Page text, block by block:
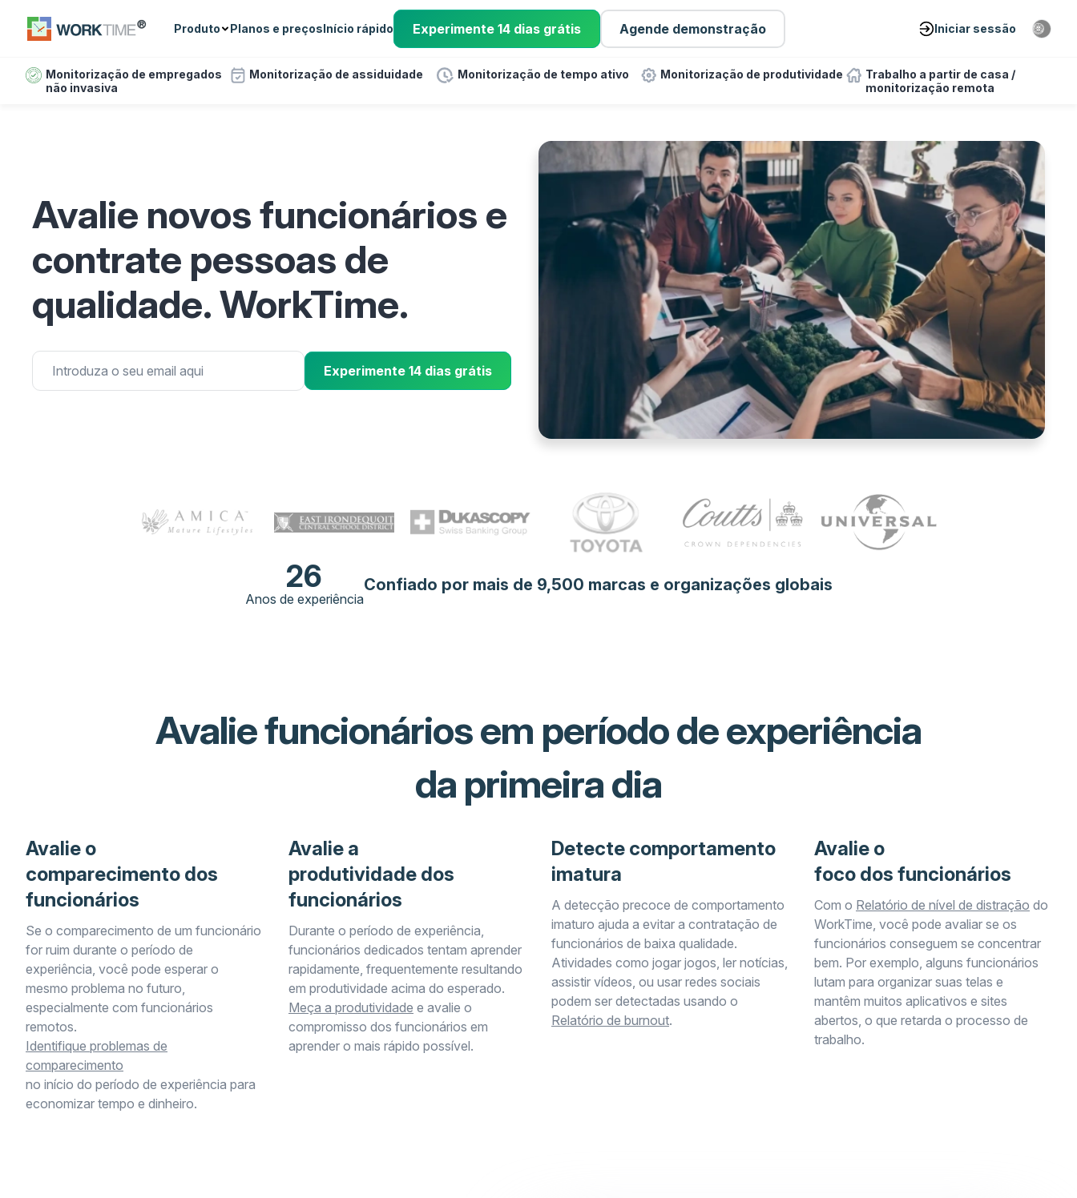
Produto Planos e preçosInício rápido Experimente 14 dias grátis Agende demonstração Iniciar sessão
Monitorização de empregados
não invasiva
Monitorização de assiduidade Monitorização de tempo ativo Monitorização de produtividade
Trabalho a partir de casa /
monitorização remota
Avalie novos funcionários e
contrate pessoas de
qualidade. WorkTime.
Experimente 14 dias grátis
26
Anos de experiência
Confiado por mais de 9,500 marcas e organizações globais
Avalie funcionários em período de experiência
da primeira dia
Avalie o
comparecimento dos
funcionários
Se o comparecimento de um funcionário
for ruim durante o período de
experiência, você pode esperar o
mesmo problema no futuro,
especialmente com funcionários
remotos.
Identifique problemas de
comparecimento
no início do período de experiência para
economizar tempo e dinheiro.
Avalie a
produtividade dos
funcionários
Durante o período de experiência,
funcionários dedicados tentam aprender
rapidamente, frequentemente resultando
em produtividade acima do esperado.
Meça a produtividade e avalie o
compromisso dos funcionários em
aprender o mais rápido possível.
Detecte comportamento
imatura
A detecção precoce de comportamento
imaturo ajuda a evitar a contratação de
funcionários de baixa qualidade.
Atividades como jogar jogos, ler notícias,
assistir vídeos, ou usar redes sociais
podem ser detectadas usando o
Relatório de burnout.
Avalie o
foco dos funcionários
Com o Relatório de nível de distração do
WorkTime, você pode avaliar se os
funcionários conseguem se concentrar
bem. Por exemplo, alguns funcionários
lutam para organizar suas telas e
mantêm muitos aplicativos e sites
abertos, o que retarda o processo de
trabalho.